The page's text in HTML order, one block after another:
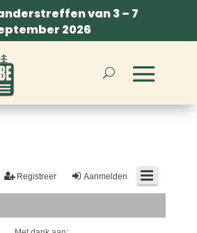
van 3 – 7
2026